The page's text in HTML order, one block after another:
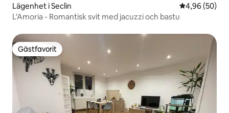
Lägenhet i Seclin 4,96 av 5 i
4,96 (50)
L'Amoria - Romantisk svit med jacuzzi och bastu
Gästfavorit
Gästfavorit